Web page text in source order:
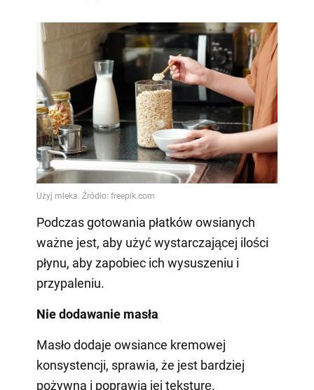
Podczas gotowania płatków owsianych
ważne jest, aby użyć wystarczającej ilości
płynu, aby zapobiec ich wysuszeniu i
przypaleniu.
Nie dodawanie masła
Masło dodaje owsiance kremowej
konsystencji, sprawia, że jest bardziej
pożywna i poprawia jej teksturę.